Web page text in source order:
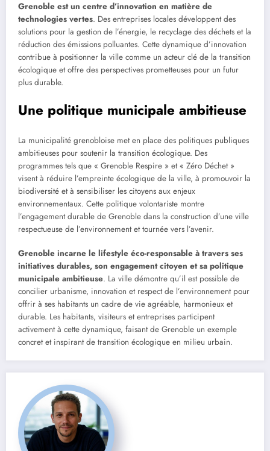
Grenoble est un centre d’innovation en matière de
technologies vertes. Des entreprises locales développent des
solutions pour la gestion de l’énergie, le recyclage des déchets et la
réduction des émissions polluantes. Cette dynamique d’innovation
contribue à positionner la ville comme un acteur clé de la transition
écologique et offre des perspectives prometteuses pour un futur
plus durable.
Une politique municipale ambitieuse
La municipalité grenobloise met en place des politiques publiques
ambitieuses pour soutenir la transition écologique. Des
programmes tels que « Grenoble Respire » et « Zéro Déchet »
visent à réduire l’empreinte écologique de la ville, à promouvoir la
biodiversité et à sensibiliser les citoyens aux enjeux
environnementaux. Cette politique volontariste montre
l’engagement durable de Grenoble dans la construction d’une ville
respectueuse de l’environnement et tournée vers l’avenir.
Grenoble incarne le lifestyle éco-responsable à travers ses
initiatives durables, son engagement citoyen et sa politique
municipale ambitieuse. La ville démontre qu’il est possible de
concilier urbanisme, innovation et respect de l’environnement pour
offrir à ses habitants un cadre de vie agréable, harmonieux et
durable. Les habitants, visiteurs et entreprises participent
activement à cette dynamique, faisant de Grenoble un exemple
concret et inspirant de transition écologique en milieu urbain.